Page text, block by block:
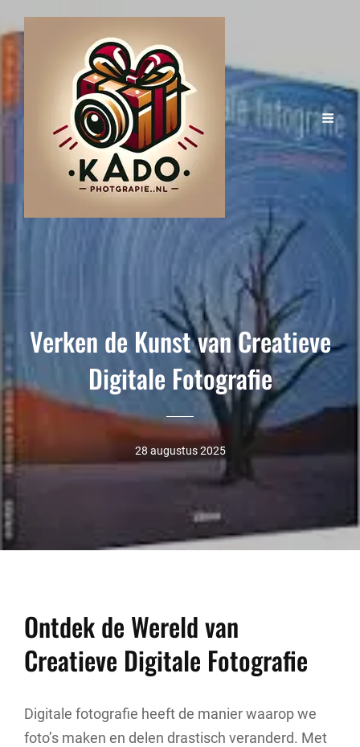
Verken de Kunst van Creatieve
Digitale Fotografie
28 augustus 2025
Ontdek de Wereld van
Creatieve Digitale Fotografie
Digitale fotografie heeft de manier waarop we
foto’s maken en delen drastisch veranderd. Met